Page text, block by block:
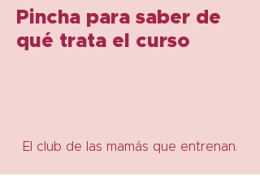
Pincha para saber de
qué trata el curso
El club de las mamás que entrenan.